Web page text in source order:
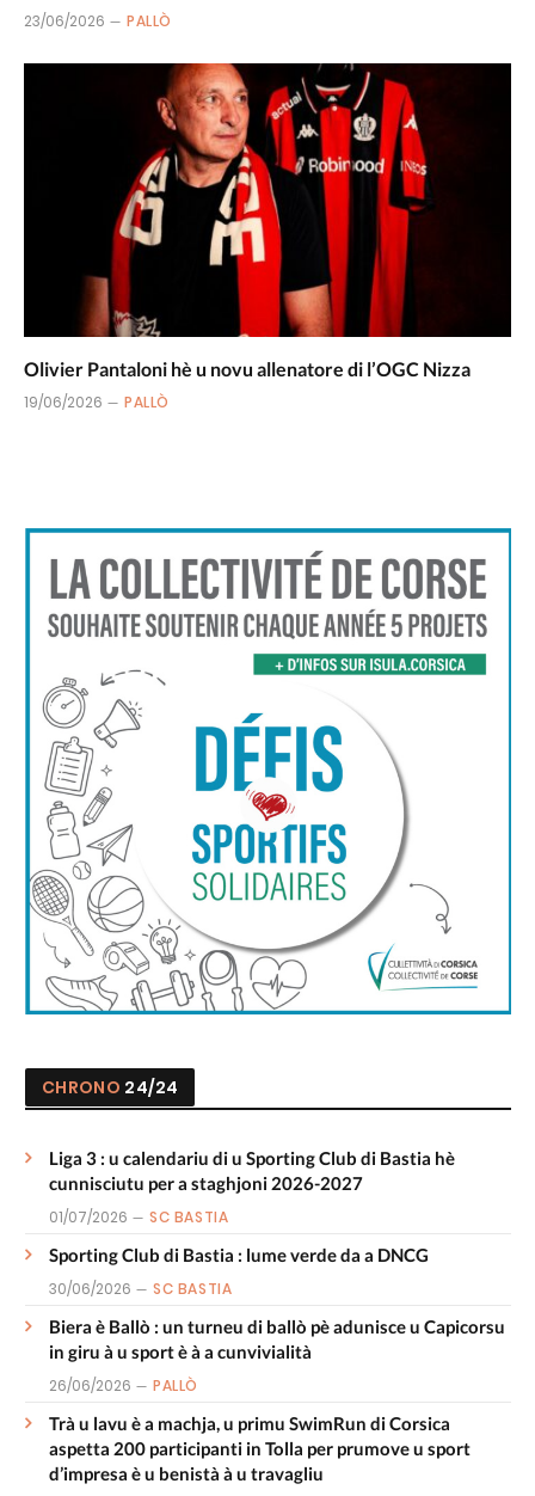
23/06/2026 PALLÒ
Olivier Pantaloni hè u novu allenatore di l’OGC Nizza
19/06/2026 PALLÒ
CHRONO 24/24
Liga 3 : u calendariu di u Sporting Club di Bastia hè
cunnisciutu per a staghjoni 2026-2027
01/07/2026 SC BASTIA
Sporting Club di Bastia : lume verde da a DNCG
30/06/2026 SC BASTIA
Biera è Ballò : un turneu di ballò pè adunisce u Capicorsu
in giru à u sport è à a cunvivialità
26/06/2026 PALLÒ
Trà u lavu è a machja, u primu SwimRun di Corsica
aspetta 200 participanti in Tolla per prumove u sport
d’impresa è u benistà à u travagliu